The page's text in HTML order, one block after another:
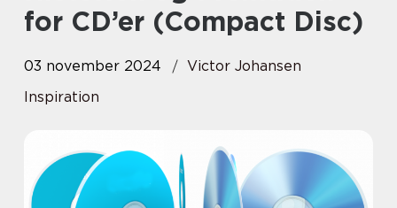
for CD’er (Compact Disc)
03 november 2024
Victor Johansen
Inspiration